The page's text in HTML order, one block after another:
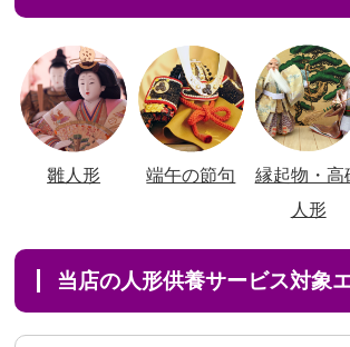
雛人形 端午の節句
縁起物・高
人形
当店の人形供養サービス対象